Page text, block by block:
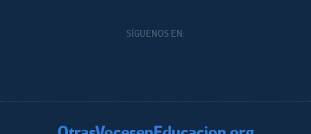
SÍGUENOS EN: